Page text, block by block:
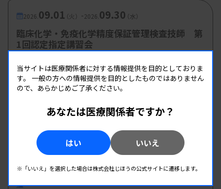
2026. 09.01（火） -2026. 09.30（水）
臨床化学・免疫化学精度保証管理検査技師 第
1回認定指定講習会
開催場所 : WEB
臨床化学 免疫血清
09.03 09.17
2026 QuidelOrtho Learning Program 第14
回-生化学・免疫- 「免疫検査の異常反応とその
主催 :オーソ・クリニカル・ダイアグノスティックス株式会
社
当サイトは医療関係者に対する情報提供を目的としておりま
す。 一般の方への情報提供を目的としたものではありません
ので、あらかじめご了承ください。
あなたは医療関係者ですか？
はい いいえ
※「いいえ」を選択した場合は株式会社じほうの公式サイトに遷移します。